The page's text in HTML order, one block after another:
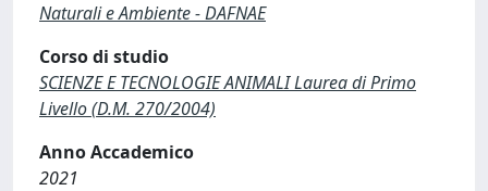
Naturali e Ambiente - DAFNAE
Corso di studio
SCIENZE E TECNOLOGIE ANIMALI Laurea di Primo
Livello (D.M. 270/2004)
Anno Accademico
2021